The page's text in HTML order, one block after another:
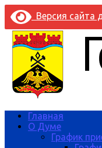
Версия сайта
Главная
О Думе
График